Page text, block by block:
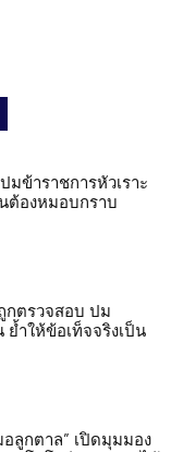
มข้าราชการหัวเราะ
ต้องหมอบกราบ
กตรวจสอบ ปม
ำให้ข้อเท็จจริงเป็น
ลูกตาล” เปิดมุมมอง